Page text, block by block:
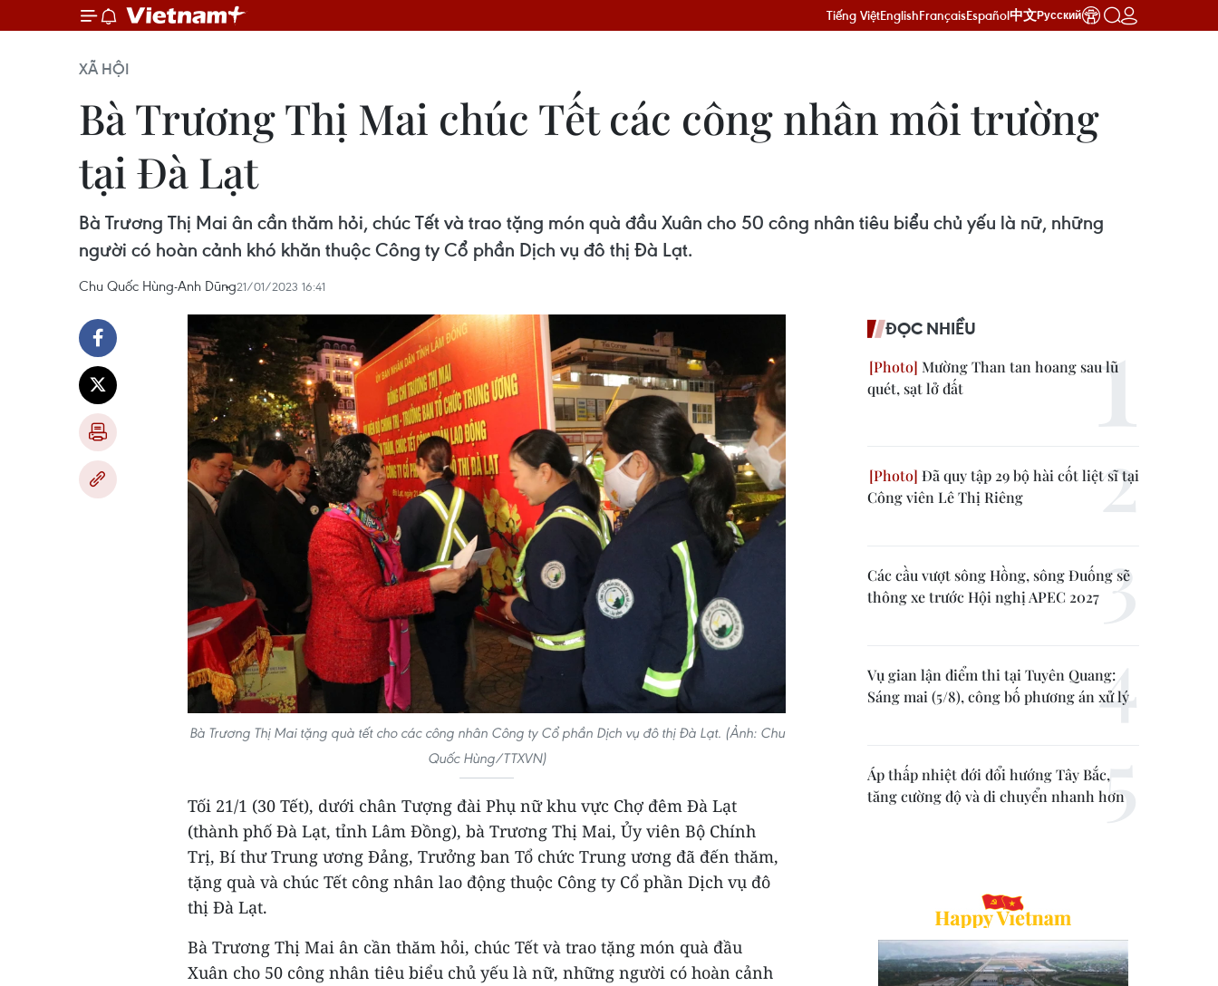
Tiếng ViệtEnglishFrançaisEspañol中文Русский
XÃ HỘI
Bà Trương Thị Mai chúc Tết các công nhân môi trường
tại Đà Lạt
Bà Trương Thị Mai ân cần thăm hỏi, chúc Tết và trao tặng món quà đầu Xuân cho 50 công nhân tiêu biểu chủ yếu là nữ, những
người có hoàn cảnh khó khăn thuộc Công ty Cổ phần Dịch vụ đô thị Đà Lạt.
Chu Quốc Hùng-Anh Dũng21/01/2023 16:41
Bà Trương Thị Mai tặng quà tết cho các công nhân Công ty Cổ phần Dịch vụ đô thị Đà Lạt. (Ảnh: Chu
Quốc Hùng/TTXVN)
Tối 21/1 (30 Tết), dưới chân Tượng đài Phụ nữ khu vực Chợ đêm Đà Lạt
(thành phố Đà Lạt, tỉnh Lâm Đồng), bà Trương Thị Mai, Ủy viên Bộ Chính
Trị, Bí thư Trung ương Đảng, Trưởng ban Tổ chức Trung ương đã đến thăm,
tặng quà và chúc Tết công nhân lao động thuộc Công ty Cổ phần Dịch vụ đô
thị Đà Lạt.
Bà Trương Thị Mai ân cần thăm hỏi, chúc Tết và trao tặng món quà đầu
Xuân cho 50 công nhân tiêu biểu chủ yếu là nữ, những người có hoàn cảnh
ĐỌC NHIỀU
Mường Than tan hoang sau lũ
quét, sạt lở đất
Đã quy tập 29 bộ hài cốt liệt sĩ tại
Công viên Lê Thị Riêng
Các cầu vượt sông Hồng, sông Đuống sẽ
thông xe trước Hội nghị APEC 2027
Vụ gian lận điểm thi tại Tuyên Quang:
Sáng mai (5/8), công bố phương án xử lý
Áp thấp nhiệt đới đổi hướng Tây Bắc,
tăng cường độ và di chuyển nhanh hơn